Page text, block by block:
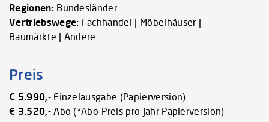
Regionen:Bundesländer
Vertriebswege: Fachhandel | Möbelhäuser |
Baumärkte | Andere
Preis
€ 5.990,-Einzelausgabe (Papierversion)
€ 3.520,-Abo (*Abo-Preis pro Jahr Papierversion)